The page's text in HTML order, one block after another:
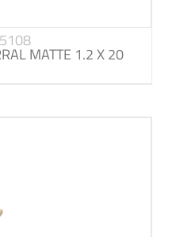
MATTE 1.2 X 20